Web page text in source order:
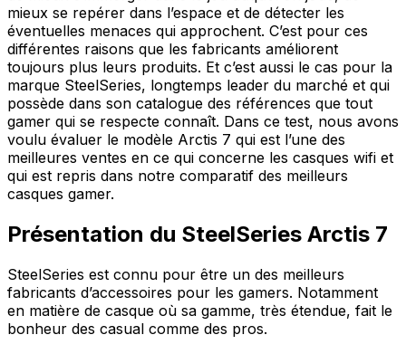
mieux se repérer dans l’espace et de détecter les
éventuelles menaces qui approchent. C’est pour ces
différentes raisons que les fabricants améliorent
toujours plus leurs produits. Et c’est aussi le cas pour la
marque SteelSeries, longtemps leader du marché et qui
possède dans son catalogue des références que tout
gamer qui se respecte connaît. Dans ce test, nous avons
voulu évaluer le modèle Arctis 7 qui est l’une des
meilleures ventes en ce qui concerne les casques wifi et
qui est repris dans notre comparatif des meilleurs
casques gamer.
Présentation du SteelSeries Arctis 7
SteelSeries est connu pour être un des meilleurs
fabricants d’accessoires pour les gamers. Notamment
en matière de casque où sa gamme, très étendue, fait le
bonheur des casual comme des pros.